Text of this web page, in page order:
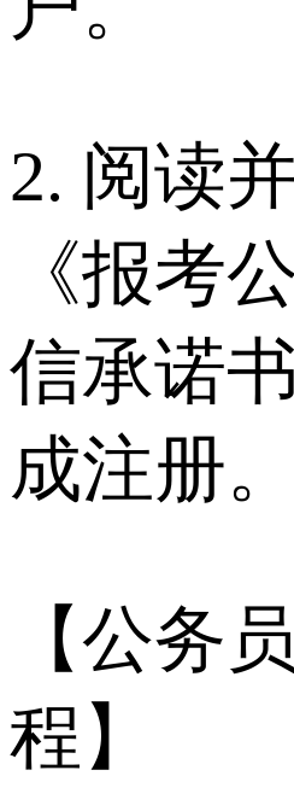
2. 阅读
《报考
信承诺
成注册。
【公务
程】